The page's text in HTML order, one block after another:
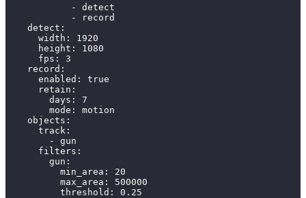
            - detect
            - record
    detect:
      width:
1920
      height:
1080
      fps:
3
    record:
      enabled:
true
      retain:
        days:
7
        mode: motion
    objects:
      track:
        - gun
      filters:
        gun:
          min_area:
20
          max_area:
500000
          threshold:
0.25